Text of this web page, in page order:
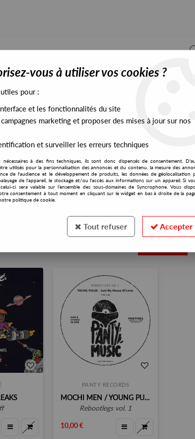
EXCLUSIVES PRESALES EXCLUSIVES
PANTY RECORDS
MOCHI MEN / YOUNG PULSE
rebootlegs vol. 1
10,00 €
vous à utiliser vos cookies ?
pour :
et les fonctionnalités du site
marketing et proposer des mises à jour sur nos
et surveiller les erreurs techniques
nécessaires à des fins techniques, ils sont donc dispensés de consentement.
utilisés pour la personnalisation des annonces et du contenu, la mesure des
de l'audience et le développement de produits, les données de géolocalisation
de l'appareil, le stockage et/ou l'accès aux informations sur un appareil. Si
ci sera valable sur l’ensemble des sous-domaines de Syncrophone. Vous
consentement à tout moment en cliquant sur le widget en bas à droite de la
politique de cookie.
Tout refuser Accepter